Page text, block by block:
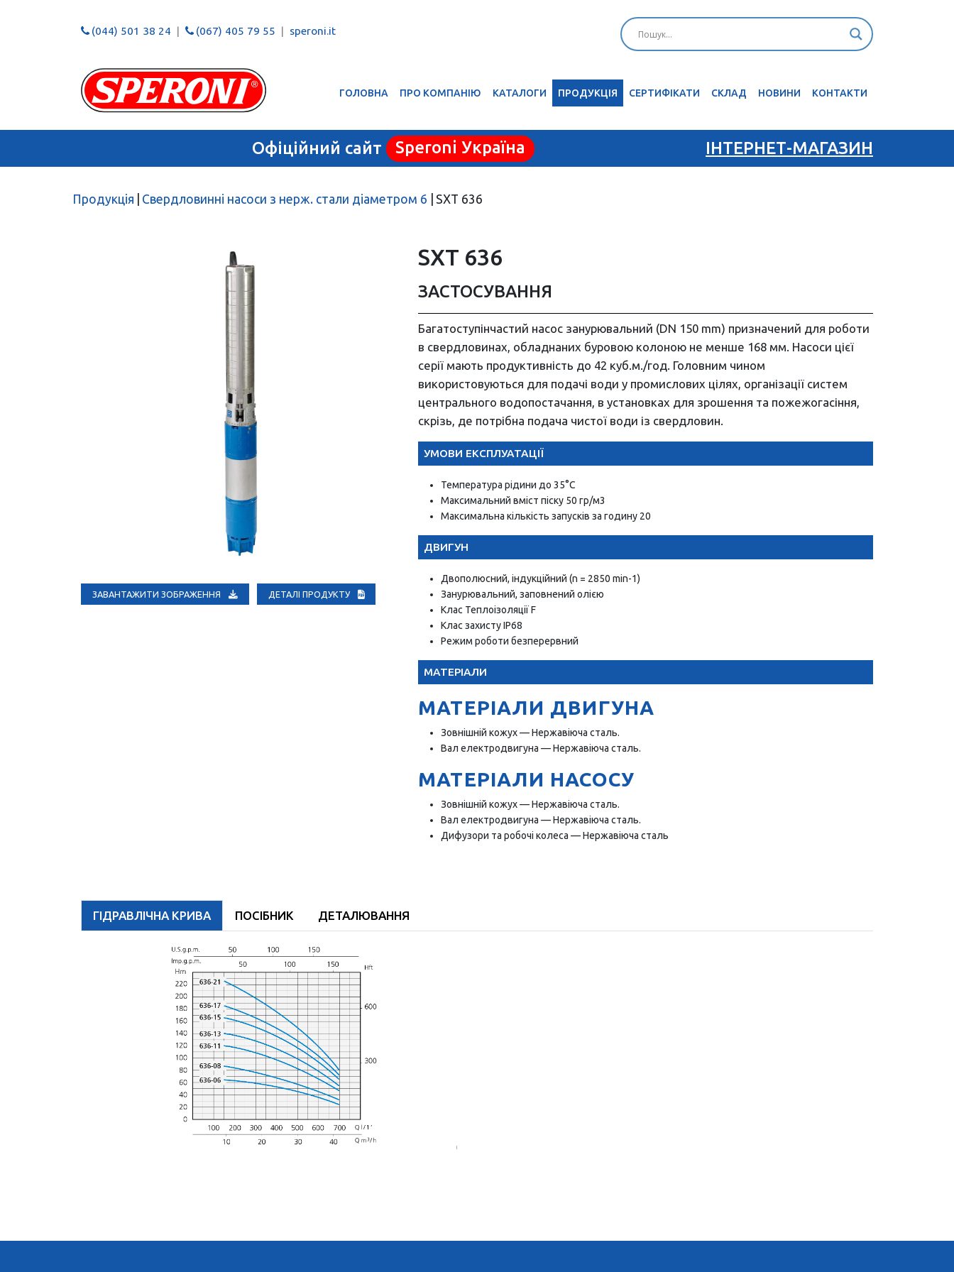
(044) 501 38 24 (067) 405 79 55 speroni.it
ГОЛОВНА ПРО КОМПАНІЮ КАТАЛОГИ ПРОДУКЦІЯ СЕРТИФІКАТИ CКЛАД НОВИНИ КОНТАКТИ
Офіційний сайт Speroni Україна ІНТЕРНЕТ-МАГАЗИН
Продукція Свердловинні насоси з нерж. стали діаметром 6 SXT 636
ЗАВАНТАЖИТИ ЗОБРАЖЕННЯ ДЕТАЛІ ПРОДУКТУ
SXT 636
ЗАСТОСУВАННЯ
Багатоступінчастий насос занурювальний (DN 150 mm) призначений для роботи
в свердловинах, обладнаних буровою колоною не менше 168 мм. Насоси цієї
серії мають продуктивність до 42 куб.м./год. Головним чином
використовуються для подачі води у промислових цілях, організації систем
центрального водопостачання, в установках для зрошення та пожежогасіння,
скрізь, де потрібна подача чистої води із свердловин.
УМОВИ ЕКСПЛУАТАЦІЇ
Температура рідини до 35°С
Максимальний вміст піску 50 гр/м3
Максимальна кількість запусків за годину 20
ДВИГУН
Двополюсний, індукційний (n = 2850 min-1)
Занурювальний, заповнений олією
Клас Теплоізоляції F
Клас захисту IP68
Режим роботи безперервний
МАТЕРІАЛИ
МАТЕРІАЛИ ДВИГУНА
Зовнішній кожух — Нержавіюча сталь.
Вал електродвигуна — Нержавіюча сталь.
МАТЕРІАЛИ НАСОСУ
Зовнішній кожух — Нержавіюча сталь.
Вал електродвигуна — Нержавіюча сталь.
Дифузори та робочі колеса — Нержавіюча сталь
ГІДРАВЛІЧНА КРИВА ПОСІБНИК ДЕТАЛЮВАННЯ